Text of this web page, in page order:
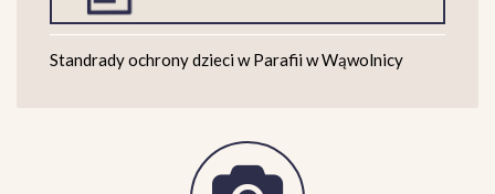
Standrady ochrony dzieci w Parafii w Wąwolnicy